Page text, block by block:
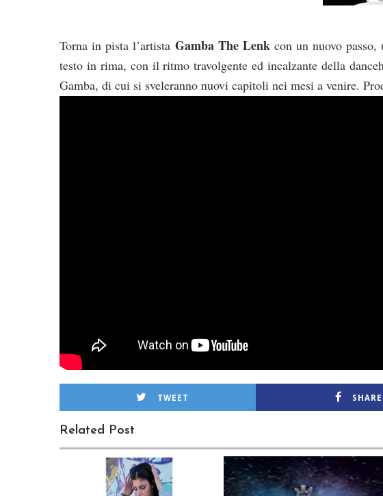
Torna in pista l’artista Gamba The Lenkcon un nuovo
testo in rima, con il ritmo travolgente ed incalzante della
Gamba, di cui si sveleranno nuovi capitoli nei mesi a venire.
TWEET SHARE
Related Post